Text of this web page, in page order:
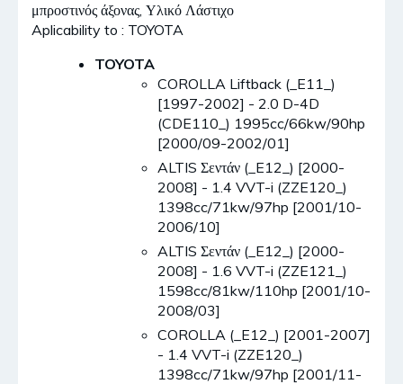
μπροστινός άξονας, Υλικό Λάστιχο
Aplicability to : TOYOTA
TOYOTA
COROLLA Liftback (_E11_)
[1997-2002] - 2.0 D-4D
(CDE110_) 1995cc/66kw/90hp
[2000/09-2002/01]
ALTIS Σεντάν (_E12_) [2000-
2008] - 1.4 VVT-i (ZZE120_)
1398cc/71kw/97hp [2001/10-
2006/10]
ALTIS Σεντάν (_E12_) [2000-
2008] - 1.6 VVT-i (ZZE121_)
1598cc/81kw/110hp [2001/10-
2008/03]
COROLLA (_E12_) [2001-2007]
- 1.4 VVT-i (ZZE120_)
1398cc/71kw/97hp [2001/11-